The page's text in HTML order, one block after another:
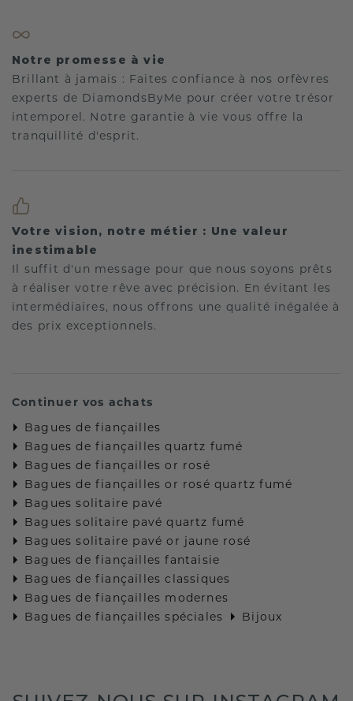
Notre promesse à vie
Brillant à jamais : Faites confiance à nos orfèvres
experts de DiamondsByMe pour créer votre trésor
intemporel. Notre garantie à vie vous offre la
tranquillité d'esprit.
Votre vision, notre métier : Une valeur
inestimable
Il suffit d'un message pour que nous soyons prêts
à réaliser votre rêve avec précision. En évitant les
intermédiaires, nous offrons une qualité inégalée à
des prix exceptionnels.
Continuer vos achats
Bagues de fiançailles
Bagues de fiançailles quartz fumé
Bagues de fiançailles or rosé
Bagues de fiançailles or rosé quartz fumé
Bagues solitaire pavé
Bagues solitaire pavé quartz fumé
Bagues solitaire pavé or jaune rosé
Bagues de fiançailles fantaisie
Bagues de fiançailles classiques
Bagues de fiançailles modernes
Bagues de fiançailles spéciales
Bijoux